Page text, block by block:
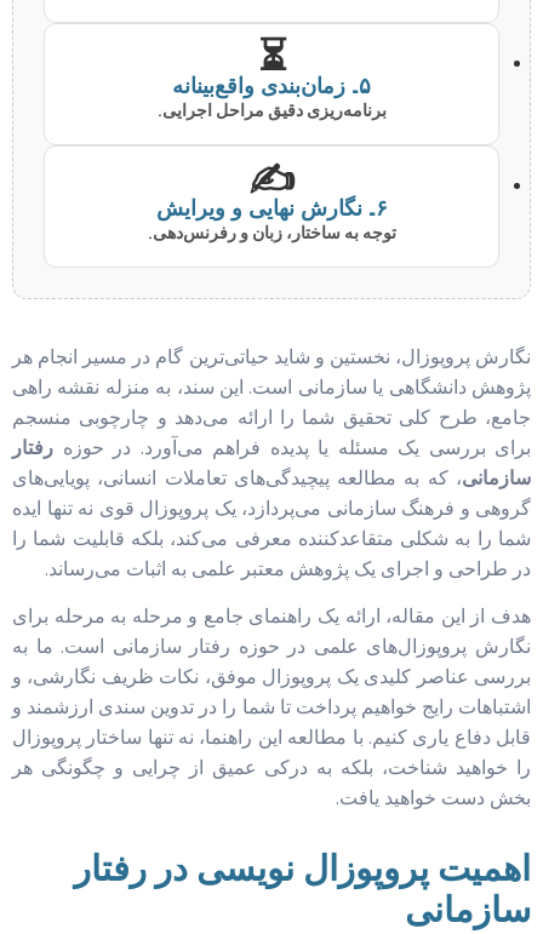
⏳
۵. زمان‌بندی واقع‌بینانه
برنامه‌ریزی دقیق مراحل اجرایی.
✍️
۶. نگارش نهایی و ویرایش
توجه به ساختار، زبان و رفرنس‌دهی.
نگارش پروپوزال، نخستین و شاید حیاتی‌ترین گام در مسیر انجام هر
پژوهش دانشگاهی یا سازمانی است. این سند، به منزله نقشه راهی
جامع، طرح کلی تحقیق شما را ارائه می‌دهد و چارچوبی منسجم
برای بررسی یک مسئله یا پدیده فراهم می‌آورد. در حوزه رفتار
سازمانی، که به مطالعه پیچیدگی‌های تعاملات انسانی، پویایی‌های
گروهی و فرهنگ سازمانی می‌پردازد، یک پروپوزال قوی نه تنها ایده
شما را به شکلی متقاعدکننده معرفی می‌کند، بلکه قابلیت شما را
در طراحی و اجرای یک پژوهش معتبر علمی به اثبات می‌رساند.
هدف از این مقاله، ارائه یک راهنمای جامع و مرحله به مرحله برای
نگارش پروپوزال‌های علمی در حوزه رفتار سازمانی است. ما به
بررسی عناصر کلیدی یک پروپوزال موفق، نکات ظریف نگارشی، و
اشتباهات رایج خواهیم پرداخت تا شما را در تدوین سندی ارزشمند و
قابل دفاع یاری کنیم. با مطالعه این راهنما، نه تنها ساختار پروپوزال
را خواهید شناخت، بلکه به درکی عمیق از چرایی و چگونگی هر
بخش دست خواهید یافت.
اهمیت پروپوزال نویسی در رفتار
سازمانی